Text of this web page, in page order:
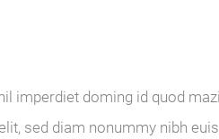
imperdiet doming id quod
sed diam nonummy nibh